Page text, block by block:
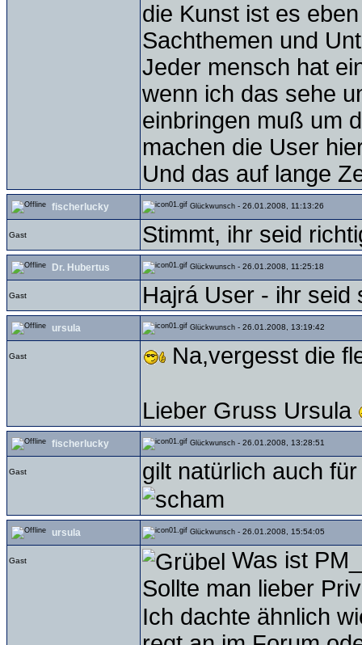
die Kunst ist es
Sachthemen und
Jeder mensch hat
wenn ich das sehe
einbringen muß um
machen die User
Und das auf lange
fischerlucky Glückwunsch - 26.01.2008, 11:13:26
Gast Stimmt, ihr seid
Dr. Hubertus Glückwunsch - 26.01.2008, 11:25:18
Gast Hajrá User - ihr seid
ursula Glückwunsch - 26.01.2008, 13:19:42
Gast Na,vergesst die
Lieber Gruss Ursula
fischerlucky Glückwunsch - 26.01.2008, 13:28:51
Gast gilt natürlich auch
ursula Glückwunsch - 26.01.2008, 15:54:05
Gast
Was ist
Sollte man lieber
Ich dachte ähnlich